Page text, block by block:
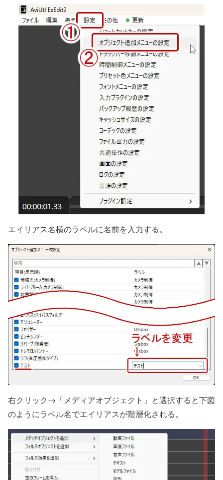
エイリアス名横のラベルに名前を入力する。
右クリック→「メディアオブジェクト」と選択すると下図
のようにラベル名でエイリアスが階層化される。